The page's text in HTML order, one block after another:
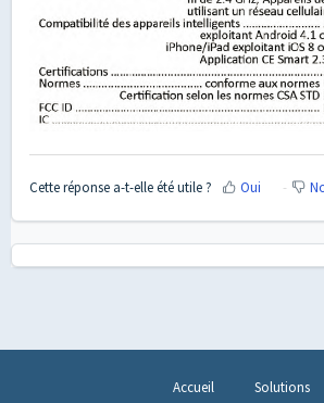
Cette réponse a-t-elle été utile ? Oui
Accueil Solutions